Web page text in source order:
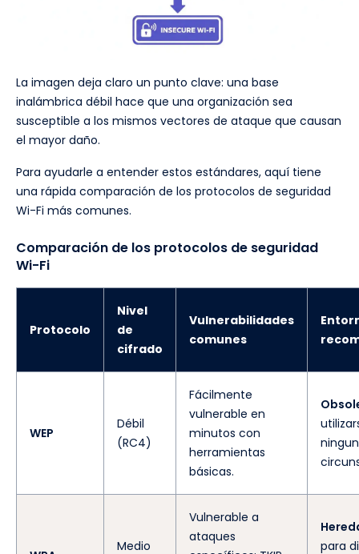
La imagen deja claro un punto clave: una base
inalámbrica débil hace que una organización sea
susceptible a los mismos vectores de ataque que causan
el mayor daño.
Para ayudarle a entender estos estándares, aquí tiene
una rápida comparación de los protocolos de seguridad
Wi-Fi más comunes.
Comparación de los protocolos de seguridad
Wi-Fi
Protocolo
Nivel
de
cifrado
Vulnerabilidades
comunes
WEP
Débil
(RC4)
Fácilmente
vulnerable en
minutos con
herramientas
básicas.
Medio
Vulnerable a
ataques
para